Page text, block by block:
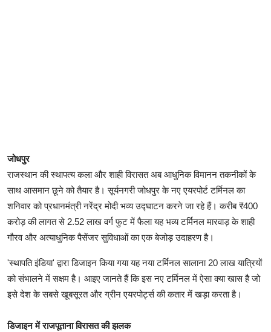
जोधपुर
राजस्थान की स्थापत्य कला और शाही विरासत अब आधुनिक विमानन तकनीकों के
साथ आसमान छूने को तैयार है। सूर्यनगरी जोधपुर के नए एयरपोर्ट टर्मिनल का
शनिवार को प्रधानमंत्री नरेंद्र मोदी भव्य उद्घाटन करने जा रहे हैं। करीब ₹400
करोड़ की लागत से 2.52 लाख वर्ग फुट में फैला यह भव्य टर्मिनल मारवाड़ के शाही
गौरव और अत्याधुनिक पैसेंजर सुविधाओं का एक बेजोड़ उदाहरण है।
'स्थापति इंडिया' द्वारा डिजाइन किया गया यह नया टर्मिनल सालाना 20 लाख यात्रियों
को संभालने में सक्षम है। आइए जानते हैं कि इस नए टर्मिनल में ऐसा क्या खास है जो
इसे देश के सबसे खूबसूरत और ग्रीन एयरपोर्ट्स की कतार में खड़ा करता है।
डिजाइन में राजपूताना विरासत की झलक